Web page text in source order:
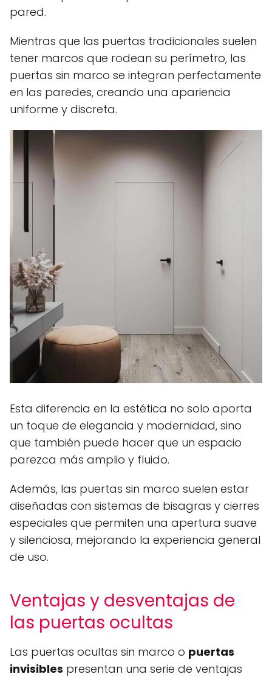
pared.
Mientras que las puertas tradicionales suelen
tener marcos que rodean su perímetro, las
puertas sin marco se integran perfectamente
en las paredes, creando una apariencia
uniforme y discreta.
Esta diferencia en la estética no solo aporta
un toque de elegancia y modernidad, sino
que también puede hacer que un espacio
parezca más amplio y fluido.
Además, las puertas sin marco suelen estar
diseñadas con sistemas de bisagras y cierres
especiales que permiten una apertura suave
y silenciosa, mejorando la experiencia general
de uso.
Ventajas y desventajas de
las puertas ocultas
Las puertas ocultas sin marco o puertas
invisibles presentan una serie de ventajas